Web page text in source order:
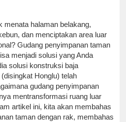
menata halaman belakang,
dan menciptakan area luar
Gudang penyimpanan taman
menjadi solusi yang Anda
solusi konstruksi baja
Honglu) telah
gudang penyimpanan
mentransformasi ruang luar
artikel ini, kita akan membahas
taman dengan rak, membahas